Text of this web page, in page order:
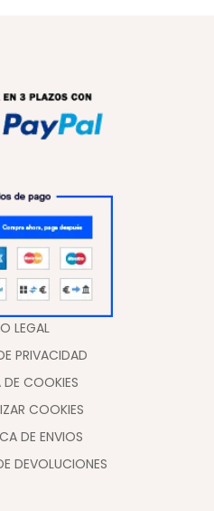
LEGAL
PRIVACIDAD
COOKIES
COOKIES
DE ENVIOS
DEVOLUCIONES